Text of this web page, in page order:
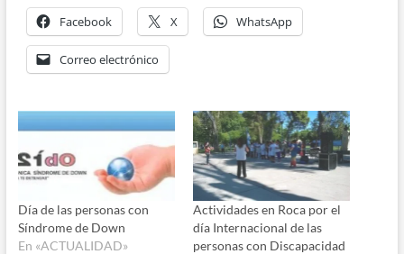
Facebook X WhatsApp
Correo electrónico
Día de las personas con
Síndrome de Down
En «ACTUALIDAD»
Actividades en Roca por el
día Internacional de las
personas con Discapacidad